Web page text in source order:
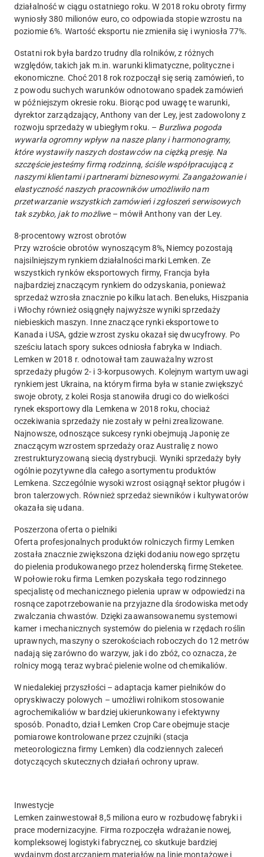
działalność w ciągu ostatniego roku. W 2018 roku obroty firmy
wyniosły 380 milionów euro, co odpowiada stopie wzrostu na
poziomie 6%. Wartość eksportu nie zmieniła się i wyniosła 77%.
Ostatni rok była bardzo trudny dla rolników, z różnych
względów, takich jak m.in. warunki klimatyczne, polityczne i
ekonomiczne. Choć 2018 rok rozpoczął się serią zamówień, to
z powodu suchych warunków odnotowano spadek zamówień
w późniejszym okresie roku. Biorąc pod uwagę te warunki,
dyrektor zarządzający, Anthony van der Ley, jest zadowolony z
rozwoju sprzedaży w ubiegłym roku. – Burzliwa pogoda
wywarła ogromny wpływ na nasze plany i harmonogramy,
które wystawiły naszych dostawców na ciężką presję. Na
szczęście jesteśmy firmą rodzinną, ściśle współpracującą z
naszymi klientami i partnerami biznesowymi. Zaangażowanie i
elastyczność naszych pracowników umożliwiło nam
przetwarzanie wszystkich zamówień i zgłoszeń serwisowych
tak szybko, jak to możliwe – mówił Anthony van der Ley.
8-procentowy wzrost obrotów
Przy wzroście obrotów wynoszącym 8%, Niemcy pozostają
najsilniejszym rynkiem działalności marki Lemken. Ze
wszystkich rynków eksportowych firmy, Francja była
najbardziej znaczącym rynkiem do odzyskania, ponieważ
sprzedaż wzrosła znacznie po kilku latach. Beneluks, Hiszpania
i Włochy również osiągnęły najwyższe wyniki sprzedaży
niebieskich maszyn. Inne znaczące rynki eksportowe to
Kanada i USA, gdzie wzrost zysku okazał się dwucyfrowy. Po
sześciu latach spory sukces odniosła fabryka w Indiach.
Lemken w 2018 r. odnotował tam zauważalny wzrost
sprzedaży pługów 2- i 3-korpusowych. Kolejnym wartym uwagi
rynkiem jest Ukraina, na którym firma była w stanie zwiększyć
swoje obroty, z kolei Rosja stanowiła drugi co do wielkości
rynek eksportowy dla Lemkena w 2018 roku, chociaż
oczekiwania sprzedaży nie zostały w pełni zrealizowane.
Najnowsze, odnoszące sukcesy rynki obejmują Japonię ze
znaczącym wzrostem sprzedaży oraz Australię z nowo
zrestrukturyzowaną siecią dystrybucji. Wyniki sprzedaży były
ogólnie pozytywne dla całego asortymentu produktów
Lemkena. Szczególnie wysoki wzrost osiągnął sektor pługów i
bron talerzowych. Również sprzedaż siewników i kultywatorów
okazała się udana.
Poszerzona oferta o pielniki
Oferta profesjonalnych produktów rolniczych firmy Lemken
została znacznie zwiększona dzięki dodaniu nowego sprzętu
do pielenia produkowanego przez holenderską firmę Steketee.
W połowie roku firma Lemken pozyskała tego rodzinnego
specjalistę od mechanicznego pielenia upraw w odpowiedzi na
rosnące zapotrzebowanie na przyjazne dla środowiska metody
zwalczania chwastów. Dzięki zaawansowanemu systemowi
kamer i mechanicznych systemów do pielenia w rzędach roślin
uprawnych, maszyny o szerokościach roboczych do 12 metrów
nadają się zarówno do warzyw, jak i do zbóż, co oznacza, że ​
rolnicy mogą teraz wybrać pielenie wolne od chemikaliów.
W niedalekiej przyszłości – adaptacja kamer pielników do
opryskiwaczy polowych – umożliwi rolnikom stosowanie
agrochemikaliów w bardziej ukierunkowany i efektywny
sposób. Ponadto, dział Lemken Crop Care obejmuje stacje
pomiarowe kontrolowane przez czujniki (stacja
meteorologiczna firmy Lemken) dla codziennych zaleceń
dotyczących skutecznych działań ochrony upraw.
Inwestycje
Lemken zainwestował 8,5 miliona euro w rozbudowę fabryki i
prace modernizacyjne. Firma rozpoczęła wdrażanie nowej,
kompleksowej logistyki fabrycznej, co skutkuje bardziej
wydajnym dostarczaniem materiałów na linie montażowe i